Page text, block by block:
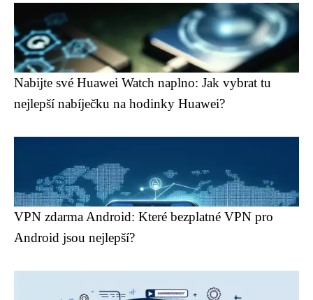
Nabijte své Huawei Watch naplno: Jak vybrat tu
nejlepší nabíječku na hodinky Huawei?
VPN zdarma Android: Které bezplatné VPN pro
Android jsou nejlepší?